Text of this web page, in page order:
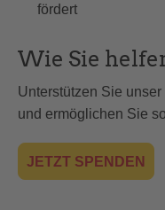
fördert
Wie Sie
Unterstützen Sie
und ermöglichen Sie
JETZT SPENDEN